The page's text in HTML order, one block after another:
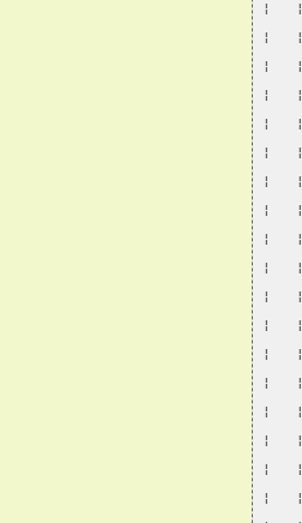
¦
¦
¦
¦
¦
¦
¦
¦
¦
¦
¦
¦
¦
¦
¦
¦
¦
¦